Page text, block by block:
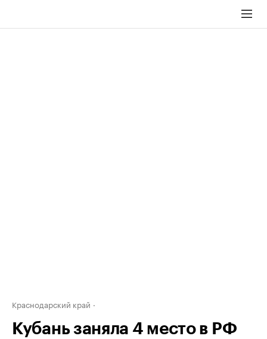
Краснодарский край
Кубань заняла 4 место в РФ